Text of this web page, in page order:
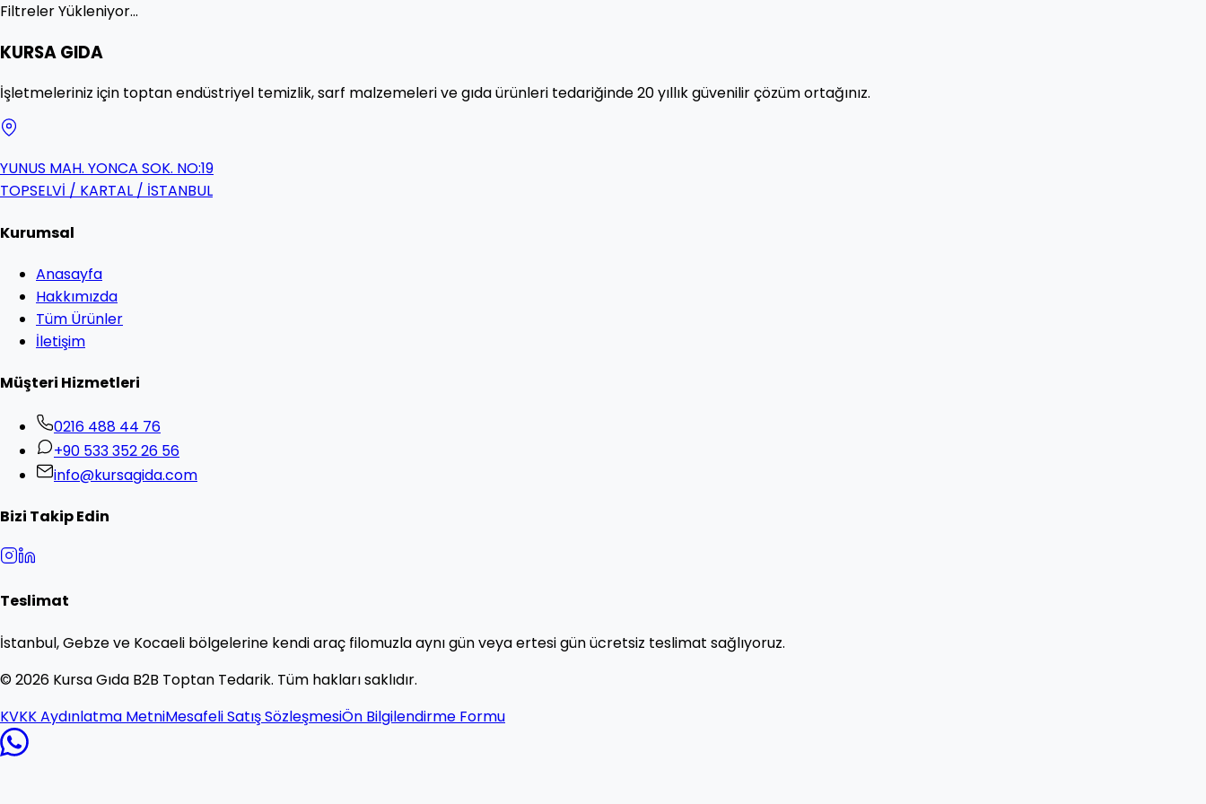
Filtreler Yükleniyor...
KURSA GIDA
İşletmeleriniz için toptan endüstriyel temizlik, sarf malzemeleri ve gıda ürünleri tedariğinde 20 yıllık güvenilir çözüm ortağınız.
YUNUS MAH. YONCA SOK. NO:19
TOPSELVİ / KARTAL / İSTANBUL
Kurumsal
Anasayfa
Hakkımızda
Tüm Ürünler
İletişim
Müşteri Hizmetleri
0216 488 44 76
+90 533 352 26 56
info@kursagida.com
Bizi Takip Edin
Teslimat
İstanbul, Gebze ve Kocaeli bölgelerine kendi araç filomuzla aynı gün veya ertesi gün ücretsiz teslimat sağlıyoruz.
©2026 Kursa Gıda B2B Toptan Tedarik. Tüm hakları saklıdır.
KVKK Aydınlatma MetniMesafeli Satış SözleşmesiÖn Bilgilendirme Formu